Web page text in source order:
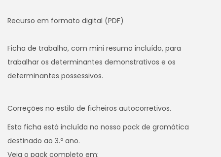
Recurso em formato digital (PDF)
Ficha de trabalho, com mini resumo incluído, para
trabalhar os determinantes demonstrativos e os
determinantes possessivos.
Correções no estilo de ficheiros autocorretivos.
Esta ficha está incluída no nosso pack de gramática
destinado ao 3.º ano.
Veja o pack completo em: